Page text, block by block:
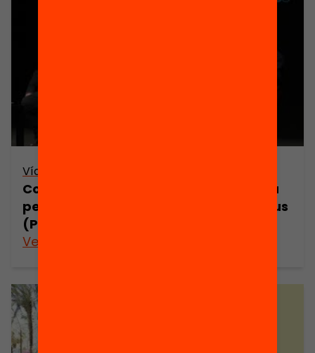
Vídeo
Construïm l’Educació360 | Una aliança
per connectar temps i espais educatius
(Part 2)
Veure’n més